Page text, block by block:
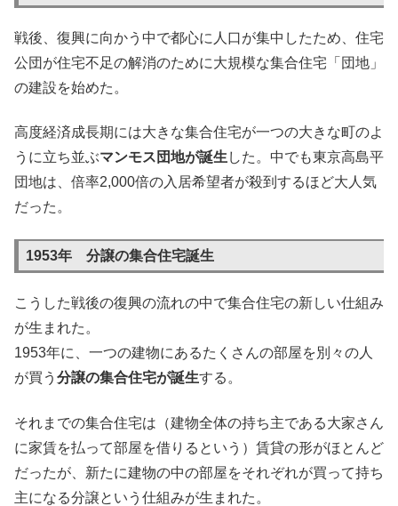
戦後、復興に向かう中で都心に人口が集中したため、住宅
公団が住宅不足の解消のために大規模な集合住宅「団地」
の建設を始めた。
高度経済成長期には大きな集合住宅が一つの大きな町のよ
うに立ち並ぶマンモス団地が誕生 した。中でも東京高島平
団地は、倍率2,000倍の入居希望者が殺到するほど大人気
だった。
1953年 分譲の集合住宅誕生
こうした戦後の復興の流れの中で集合住宅の新しい仕組み
が生まれた。
1953年に、一つの建物にあるたくさんの部屋を別々の人
が買う 分譲の集合住宅が誕生する。
それまでの集合住宅は（建物全体の持ち主である大家さん
に家賃を払って部屋を借りるという）賃貸の形がほとんど
だったが、新たに建物の中の部屋をそれぞれが買って持ち
主になる分譲という仕組みが生まれた。